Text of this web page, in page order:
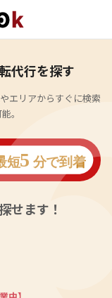
代行を探す
エリアからすぐに検索
。
せます！